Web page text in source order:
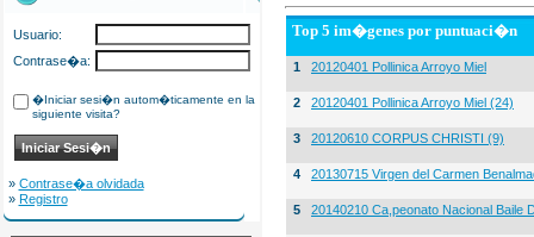
Usuario:
Contrase�a:
�Iniciar sesi�n autom�ticamente en la
siguiente visita?
» Contrase�a olvidada
» Registro
Top 5 im�genes por puntuaci�n
1 20120401 Pollinica Arroyo Miel
2 20120401 Pollinica Arroyo Miel (24)
3 20120610 CORPUS CHRISTI (9)
4 20130715 Virgen del Carmen
5 20140210 Ca,peonato Nacional Baile